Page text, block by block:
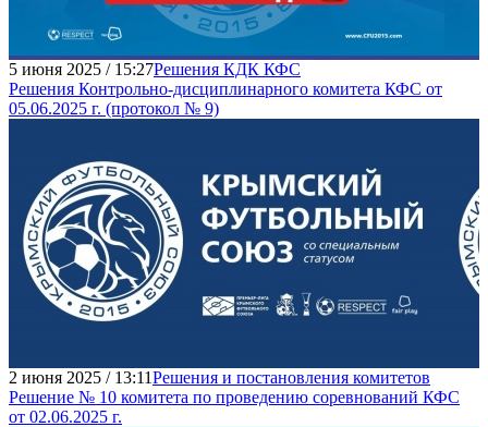
5 июня 2025 / 15:27Решения КДК КФС
Решения Контрольно-дисциплинарного комитета КФС от
05.06.2025 г. (протокол № 9)
2 июня 2025 / 13:11Решения и постановления комитетов
Решение № 10 комитета по проведению соревнований КФС
от 02.06.2025 г.